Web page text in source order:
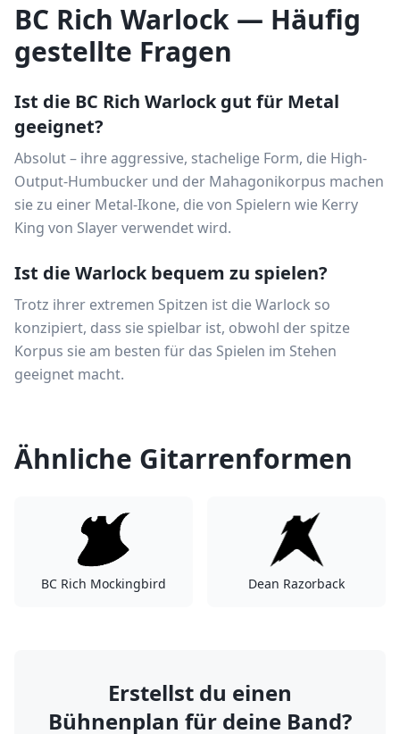
BC Rich Warlock — Häufig
gestellte Fragen
Ist die BC Rich Warlock gut für Metal
geeignet?
Absolut – ihre aggressive, stachelige Form, die High-
Output-Humbucker und der Mahagonikorpus machen
sie zu einer Metal-Ikone, die von Spielern wie Kerry
King von Slayer verwendet wird.
Ist die Warlock bequem zu spielen?
Trotz ihrer extremen Spitzen ist die Warlock so
konzipiert, dass sie spielbar ist, obwohl der spitze
Korpus sie am besten für das Spielen im Stehen
geeignet macht.
Ähnliche Gitarrenformen
BC Rich Mockingbird Dean Razorback
Erstellst du einen
Bühnenplan für deine Band?